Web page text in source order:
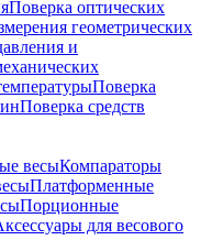
Поверка оптических
геометрических
и
Поверка
Поверка средств
весыКомпараторы
Платформенные
Порционные
для весового